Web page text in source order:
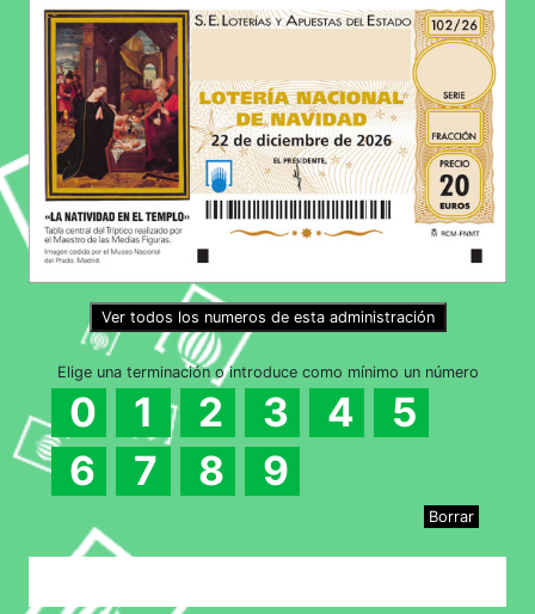
Ver todos los numeros de esta administración
Elige una terminación o introduce como mínimo un número
0 1 2 3 4
5
6
7 8 9
Borrar